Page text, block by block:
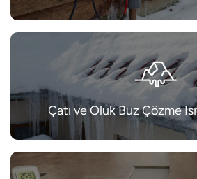
Çatı ve Oluk Buz Çözme